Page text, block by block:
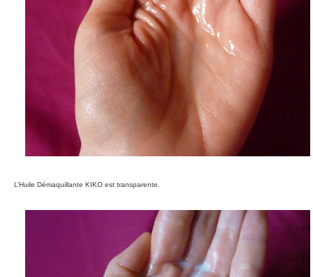
L’Huile Démaquillante KIKO est transparente.